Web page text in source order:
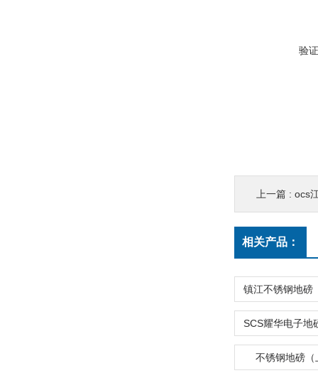
验
上一篇 : ocs
相关产品：
不锈钢地磅（